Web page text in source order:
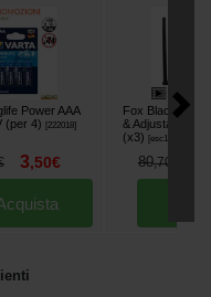
Power AAA
(per 4)
[222018]
3,50€
Fox Black
& Adjustable
(x3)
[esc14506
80,70